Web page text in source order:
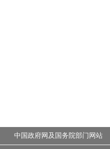
中国政府网及国务院部门网站